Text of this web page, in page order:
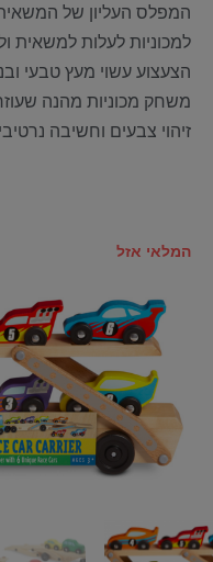
המפלס העליון של
למכוניות לעלות למשאית
הצעצוע עשוי מעץ טבעי
משחק מכוניות מהנה
זיהוי צבעים וחשיבה
המלאי אזל